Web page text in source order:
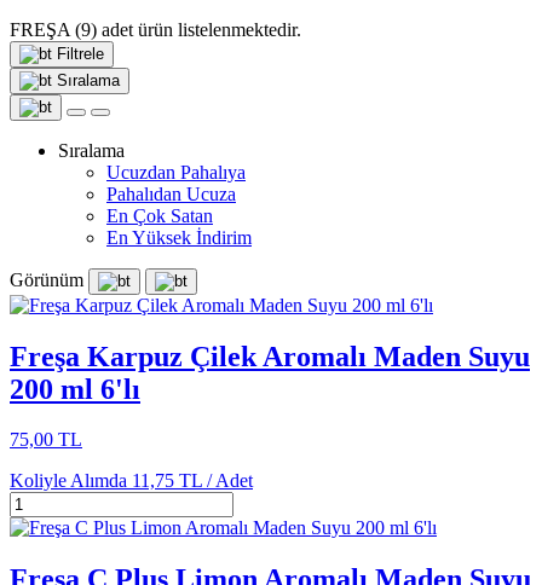
FREŞA (9) adet ürün listelenmektedir.
Filtrele
Sıralama
Sıralama
Ucuzdan Pahalıya
Pahalıdan Ucuza
En Çok Satan
En Yüksek İndirim
Görünüm
Freşa Karpuz Çilek Aromalı Maden Suyu
200 ml 6'lı
75,00 TL
Koliyle Alımda 11,75 TL /Adet